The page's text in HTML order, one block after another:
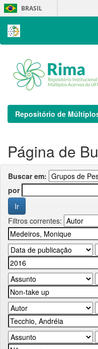
Skip
navigation
BRASIL
Repositório de
Página de
Buscar em:
por
Filtros correntes: